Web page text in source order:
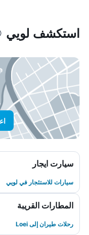
استكشف لويي
سيارت ايجار
سيارات للاستئجار في لويي
المطارات القريبة
رحلات طيران إلى Loei